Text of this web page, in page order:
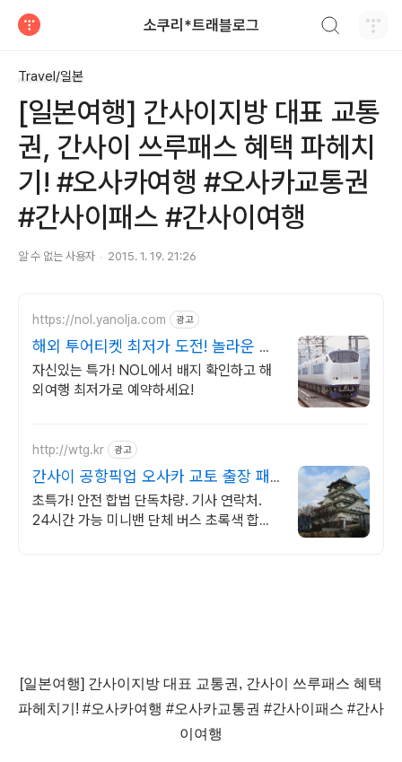
소쿠리*트래블로그
Travel/일본
[일본여행] 간사이지방 대표 교통
권, 간사이 쓰루패스 혜택 파헤치
기! #오사카여행 #오사카교통권
#간사이패스 #간사이여행
알 수 없는 사용자 2015. 1. 19. 21:26
https://nol.yanolja.com 광고
해외 투어티켓 최저가 도전! 놀라운 혜
택!
자신있는 특가! NOL에서 배지 확인하고 해
외여행 최저가로 예약하세요!
http://wtg.kr 광고
간사이 공항픽업 오사카 교토 출장 패
키지 여행 맞춤견적
초특가! 안전 합법 단독차량. 기사 연락처.
24시간 가능 미니밴 단체 버스 초록색 합법
[일본여행] 간사이지방 대표 교통권, 간사이 쓰루패스 혜택
파헤치기! #오사카여행 #오사카교통권 #간사이패스 #간사
이여행